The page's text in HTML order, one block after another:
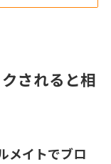
されると相
メイトでブロ